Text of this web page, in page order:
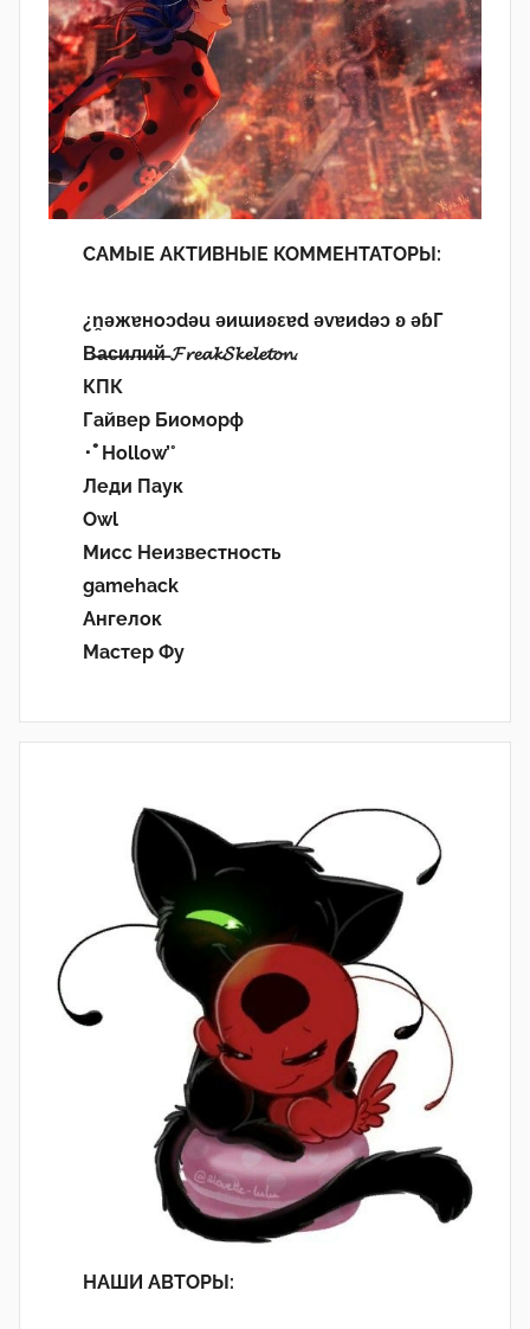
САМЫЕ АКТИВНЫЕ КОММЕНТАТОРЫ:
¿n̯ǝжɐноɔdǝu ǝиɯиʚεɐd ǝvɐиdǝɔ ʚ ǝɓГ
В̶а̶с̶и̶л̶и̶й̶ 𝓕𝓻𝓮𝓪𝓴𝓢𝓴𝓮𝓵𝓮𝓽𝓸𝓷.
КПК
Гайвер Биоморф
･ﾟHollow’°
Леди Паук
Owl
Мисс Неизвестность
gamehack
Ангелок
Мастер Фу
НАШИ АВТОРЫ: